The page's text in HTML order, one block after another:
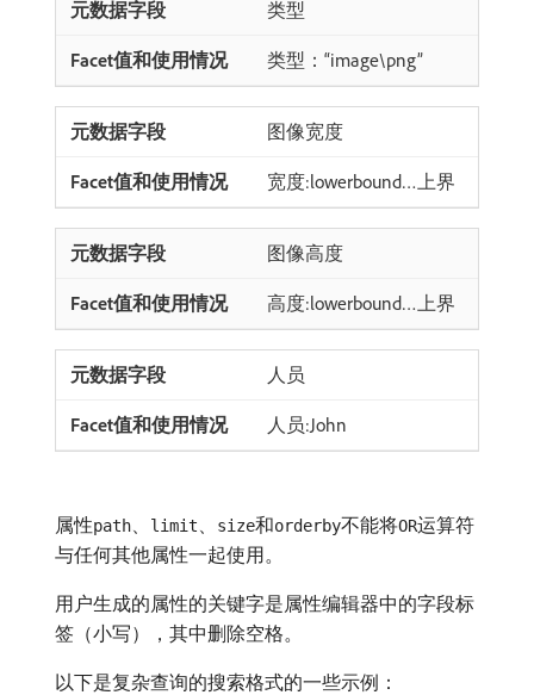
类型
类型：“image\png”
图像宽度
宽度:lowerbound…上界
图像高度
高度:lowerbound…上界
人员
人员:John
属性path limit size和orderby不能将OR运算符
与任何其他属性一起使用。
用户生成的属性的关键字是属性编辑器中的字段标
签（小写），其中删除空格。
以下是复杂查询的搜索格式的一些示例：